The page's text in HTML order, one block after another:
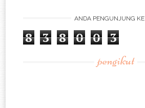
ANDA PENGUNJUNG KE
8 3 8 0 0 3
pengikut